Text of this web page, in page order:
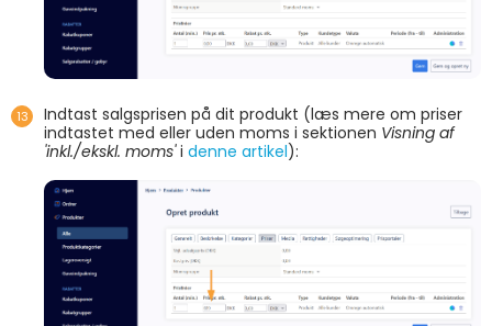
Indtast salgsprisen på dit produkt (læs mere om priser
indtastet med eller uden moms i sektionen Visning af
'inkl./ekskl. moms'i denne artikel):